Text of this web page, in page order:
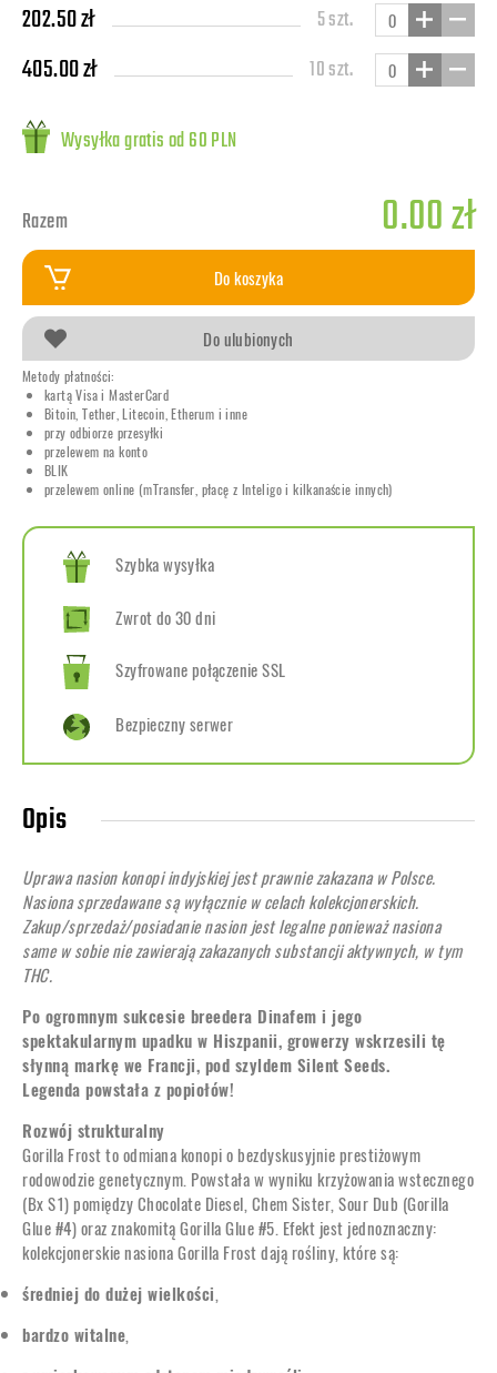
202.50 zł 5 szt.
405.00 zł 10 szt.
Wysyłka gratis od 60 PLN
Razem 0.00 zł
Do koszyka
Do ulubionych
Metody płatności:
kartą Visa i MasterCard
Bitoin, Tether, Litecoin, Etherum i inne
przy odbiorze przesyłki
przelewem na konto
BLIK
przelewem online (mTransfer, płacę z Inteligo i kilkanaście innych)
Szybka wysyłka
Zwrot do 30 dni
Szyfrowane połączenie SSL
Bezpieczny serwer
Opis
Uprawa nasion konopi indyjskiej jest prawnie zakazana w Polsce.
Nasiona sprzedawane są wyłącznie w celach kolekcjonerskich.
Zakup/sprzedaż/posiadanie nasion jest legalne ponieważ nasiona
same w sobie nie zawierają zakazanych substancji aktywnych, w tym
THC.
Po ogromnym sukcesie breedera Dinafem i jego
spektakularnym upadku w Hiszpanii, growerzy wskrzesili tę
słynną markę we Francji, pod szyldem Silent Seeds.
Legenda powstała z popiołów!
Rozwój strukturalny
Gorilla Frost to odmiana konopi o bezdyskusyjnie prestiżowym
rodowodzie genetycznym. Powstała w wyniku krzyżowania wstecznego
(Bx S1) pomiędzy Chocolate Diesel, Chem Sister, Sour Dub (Gorilla
Glue #4) oraz znakomitą Gorilla Glue #5. Efekt jest jednoznaczny:
kolekcjonerskie nasiona Gorilla Frost dają rośliny, które są:
średniej do dużej wielkości,
bardzo witalne,